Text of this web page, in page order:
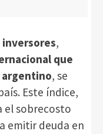
inversores,
que
argentino, se
Este índice,
el sobrecosto
emitir deuda en